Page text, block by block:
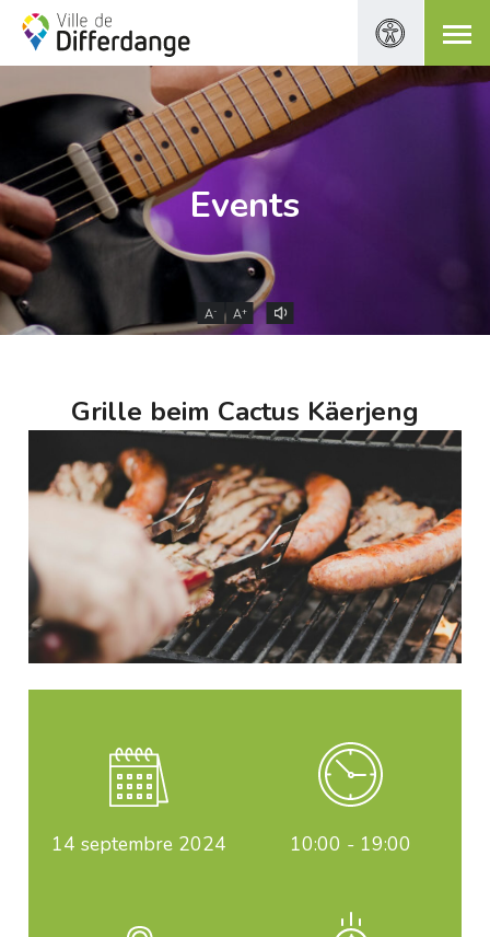
Events
A- A+
Grille beim Cactus Käerjeng
14 septembre 2024 10:00 - 19:00